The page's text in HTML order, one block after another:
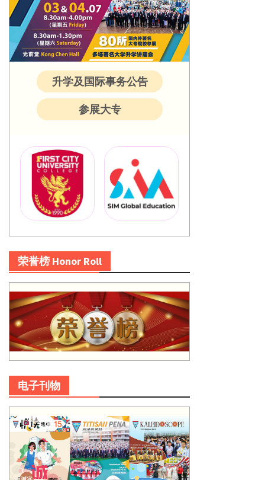
升学及国际事务公告
参展大专
荣誉榜 Honor Roll
电子刊物